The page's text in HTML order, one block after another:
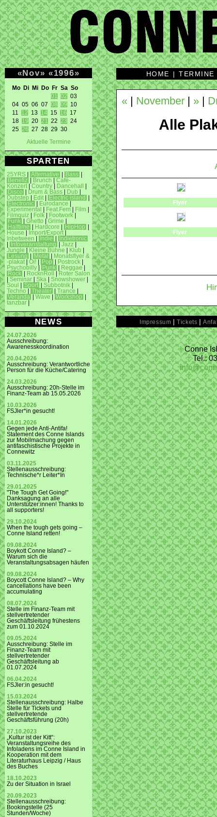
«Nov» «1996»
Mo Di Mi Do Fr Sa So
01
02 03
04 05 06 07 08 09 10
11 12 13 14 15 16 17
18 19 20 21 22 23 24
25 26 27 28 29 30
Aktuelle Termine
SPARTEN
25YRS Alternative Bass
Benefiz
Brunch
Café-
Konzert
Country Dancehall
Disco
Drum & Bass Dub
Dubstep
Edit Electric island
Electronic
Eurodance
Experimental
Feat.Fem Film
Filmquiz
Folk Footwork
Funk
Ghetto Grime
Halftime
Hardcore HipHop
House
Import/Export
Inbetween
Indie
Indietronic
Infoveranstaltung Jazz
Jungle
Kleine Bühne Klub
Lesung
Metal
Monatsflyer &
-plakat
Oi! Pop Postrock
Psychobilly
Punk Reggae
Rock
RocknRoll
Roter Salon
Seminar Ska Snowshower
Soul
Sport Subbotnik
Techno
Theater Trance
Veranda
Wave Workshop
tanzbar
NEWS
24.07.2026
Ausschreibung:
Awarenesskoordination
20.04.2026
Ausschreibung: Verantwortliche
Person für die Küche/Catering
24.03.2026
Ausschreibung: 20h-Stelle im
Finanz-Team ab 15.05.2026
10.03.2026
FSJler*in gesucht!
14.01.2026
Gegen jede Anti-Antifa!
Statement des Conne Islands
zur Mobilmachung gegen
antifaschistische Projekte in
Connewitz
03.11.2025
Stellenausschreibung:
Technische*r Leiter*In
29.01.2025
"The Tough Get Going!"
Danksagung an alle
Unterstützer:innen! Thanks to
all supporters!
29.10.2024
When the tough gets going –
Conne Island retten!
09.08.2024
Boykott Conne Island? –
Warum sich die
Veranstaltungsabsagen häufen
09.08.2024
Boycott Conne Island? – Why
cancellations have been
accumulating
08.07.2024
Stelle im Finanz-Team mit
stellvertretender
Geschäftsleitung frühestens
zum 01.10.2024
09.05.2024
Ausschreibung: Stelle im
Finanz-Team mit
stellvertretender
Geschäftsleitung ab
01.07.2024
06.04.2024
FSJler:in gesucht!
15.03.2024
Stellenausschreibung: Halbe
Stelle für Tickets und
stellvertretende
Geschäftsführung (20h)
27.10.2023
„Kultur ist der Kitt“:
Veranstaltungsreihe des
Infoladens im Conne Island in
Kooperation mit dem
Literaturhaus Leipzig / Haus
des Buches
18.10.2023
Zu der Situation in Israel
20.09.2023
Stellenausschreibung:
Bookingstelle (25
Stunden/Woche)
HOME |TERMINE
« November »
Alle
Flyer
Flyer
Impressum |Tickets |
Conne
Tel.: